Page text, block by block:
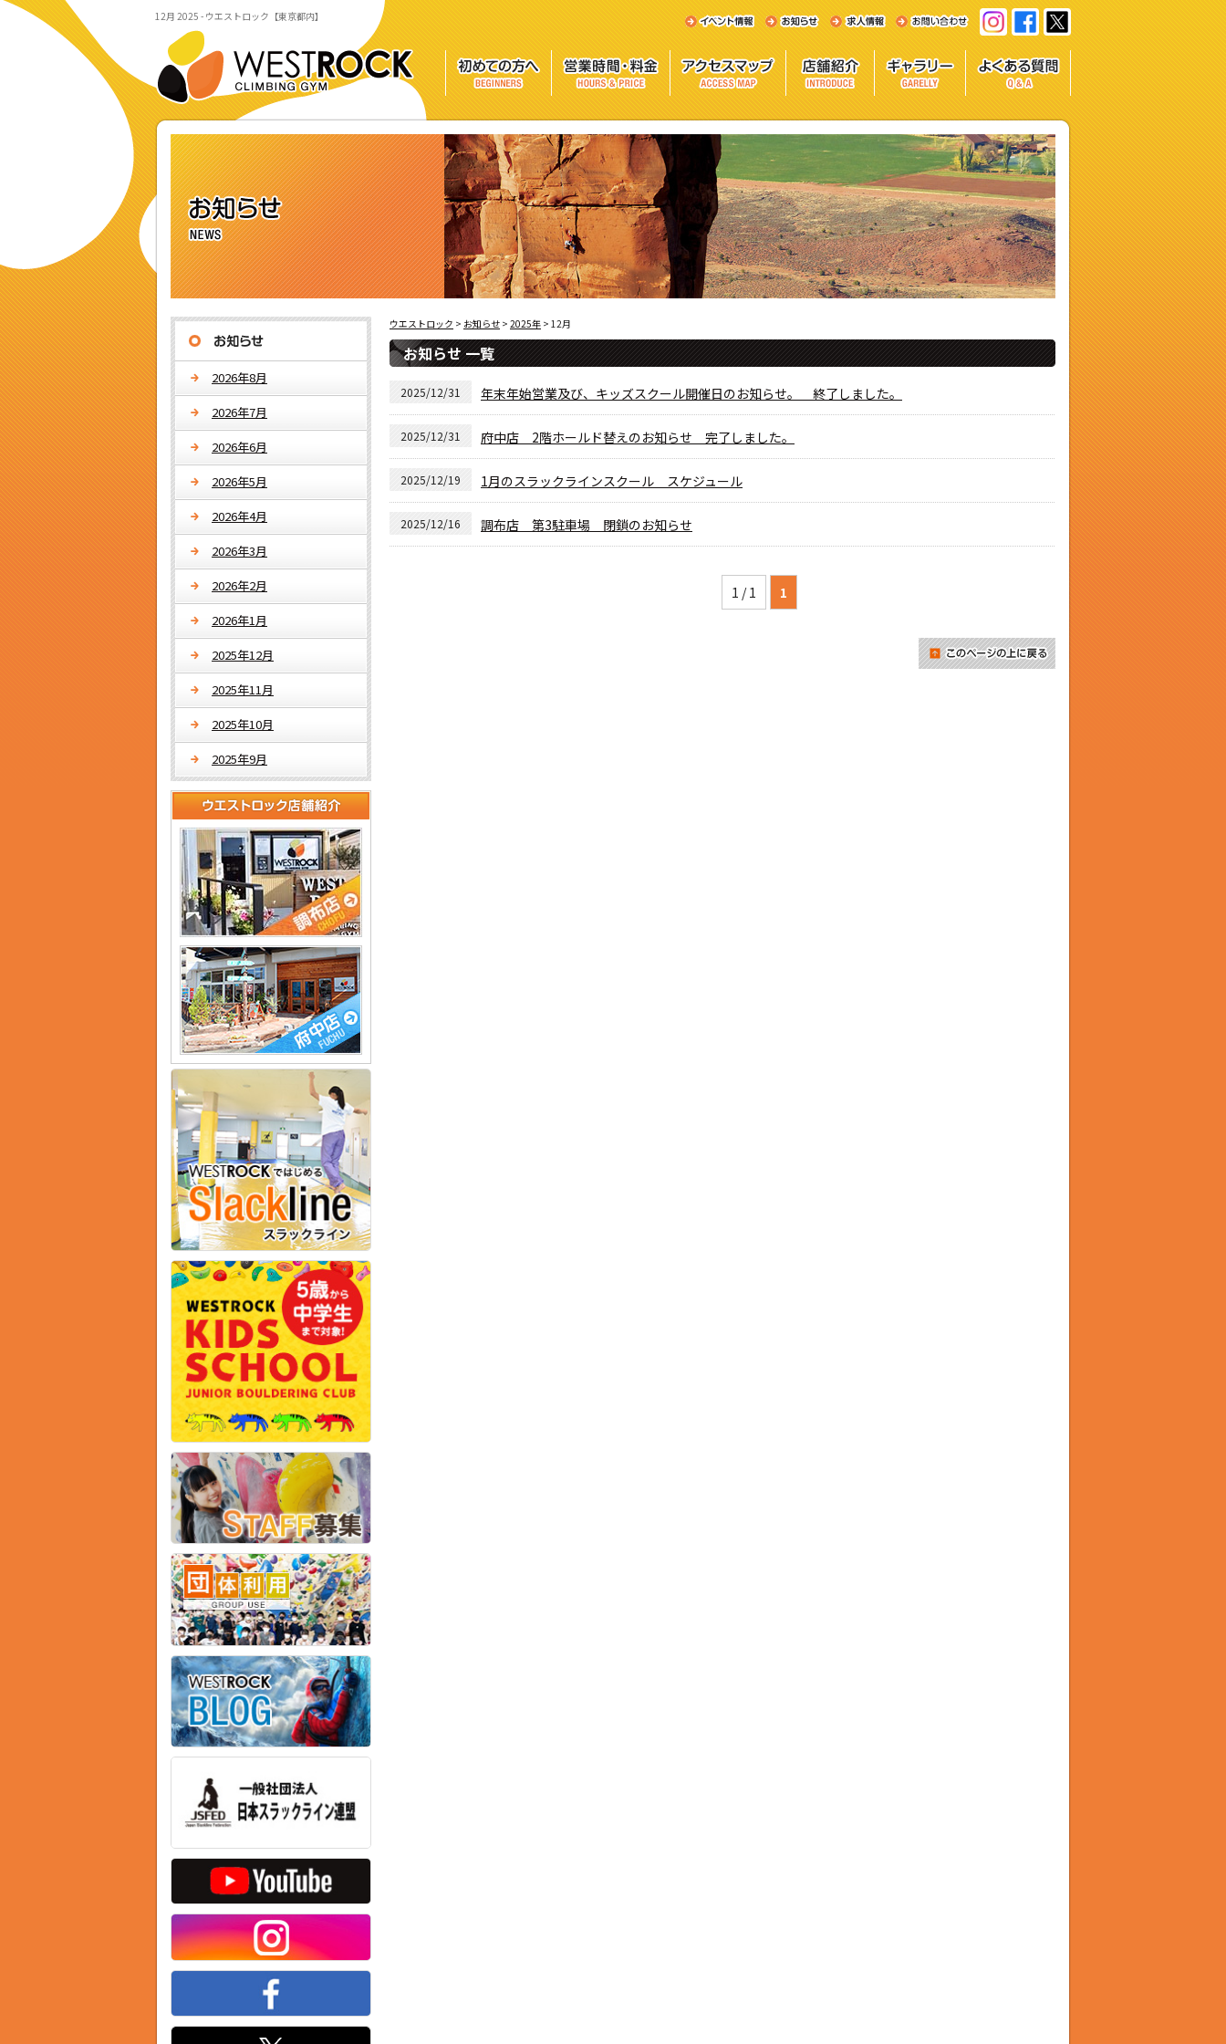
12月 2025 - ウエストロック【東京都内】
ウエストロック > お知らせ > 2025年 > 12月
お知らせ 一覧
2025/12/31 年末年始営業及び、キッズスクール開催日のお知らせ。 終了しました。
2025/12/31 府中店 2階ホールド替えのお知らせ 完了しました。
2025/12/19 1月のスラックラインスクール スケジュール
2025/12/16 調布店 第3駐車場 閉鎖のお知らせ
1 / 1 1
2026年8月
2026年7月
2026年6月
2026年5月
2026年4月
2026年3月
2026年2月
2026年1月
2025年12月
2025年11月
2025年10月
2025年9月